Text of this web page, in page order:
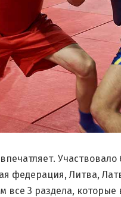
федерация, Литва,
все 3 раздела,